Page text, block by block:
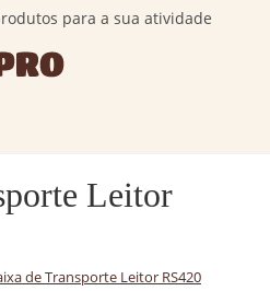
para a sua atividade
Leitor
de Transporte Leitor RS420